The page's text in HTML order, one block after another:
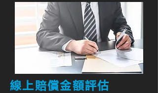
線上賠償金額評估